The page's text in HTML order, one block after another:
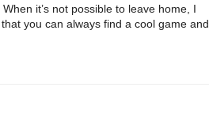
it’s not possible to leave home, I
you can always find a cool game and